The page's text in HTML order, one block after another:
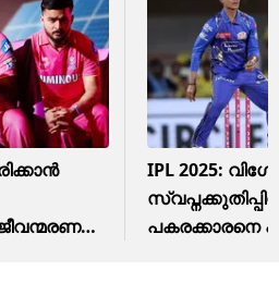
IPL 2025:
പകരക്കാരനെ